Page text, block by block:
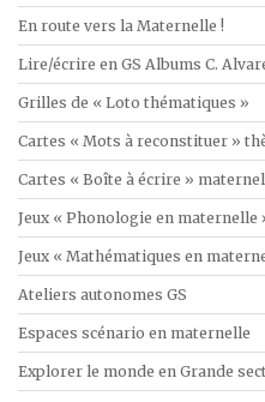
En route vers la Maternelle !
Lire/écrire en GS Albums C.
Grilles de « Loto thématiques »
Cartes « Mots à reconstituer »
Cartes « Boîte à écrire »
Jeux « Phonologie en maternelle
Jeux « Mathématiques en
Ateliers autonomes GS
Espaces scénario en maternelle
Explorer le monde en Grande